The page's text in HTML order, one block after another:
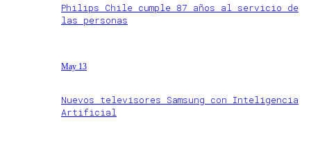
Philips Chile cumple 87 años al servicio de
las personas
May 13
Nuevos televisores Samsung con Inteligencia
Artificial